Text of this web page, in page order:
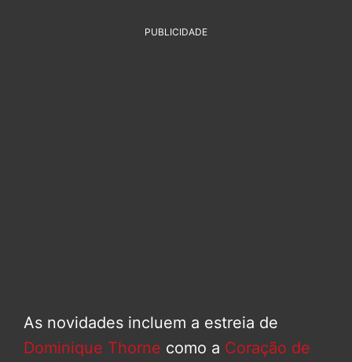
PUBLICIDADE
As novidades incluem a estreia de
Dominique Thorne como a Coração de